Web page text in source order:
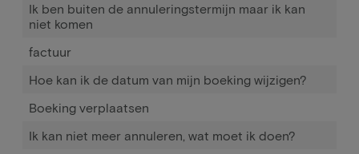
Ik ben buiten de annuleringstermijn maar ik kan
niet komen
factuur
Hoe kan ik de datum van mijn boeking wijzigen?
Boeking verplaatsen
Ik kan niet meer annuleren, wat moet ik doen?